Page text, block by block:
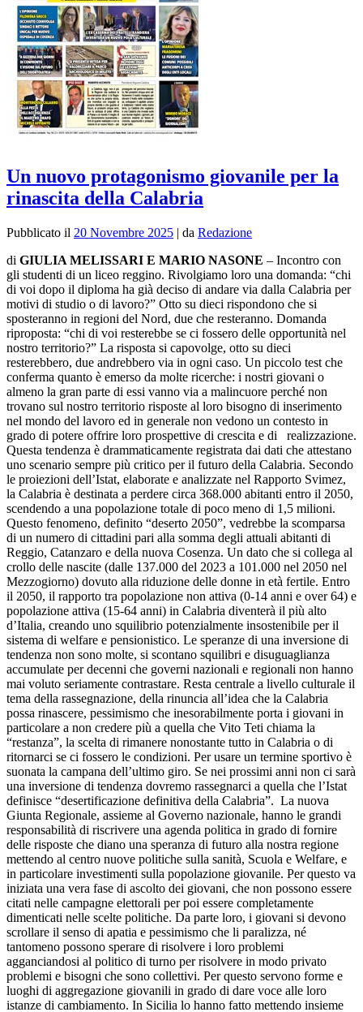
Un nuovo protagonismo giovanile per la
rinascita della Calabria
Pubblicato il 20 Novembre 2025 | da Redazione
di GIULIA MELISSARI E MARIO NASONE – Incontro con
gli studenti di un liceo reggino. Rivolgiamo loro una domanda: “chi
di voi dopo il diploma ha già deciso di andare via dalla Calabria per
motivi di studio o di lavoro?” Otto su dieci rispondono che si
sposteranno in regioni del Nord, due che resteranno. Domanda
riproposta: “chi di voi resterebbe se ci fossero delle opportunità nel
nostro territorio?” La risposta si capovolge, otto su dieci
resterebbero, due andrebbero via in ogni caso. Un piccolo test che
conferma quanto è emerso da molte ricerche: i nostri giovani o
almeno la gran parte di essi vanno via a malincuore perché non
trovano sul nostro territorio risposte al loro bisogno di inserimento
nel mondo del lavoro ed in generale non vedono un contesto in
grado di potere offrire loro prospettive di crescita e di realizzazione.
Questa tendenza è drammaticamente registrata dai dati che attestano
uno scenario sempre più critico per il futuro della Calabria. Secondo
le proiezioni dell’Istat, elaborate e analizzate nel Rapporto Svimez,
la Calabria è destinata a perdere circa 368.000 abitanti entro il 2050,
scendendo a una popolazione totale di poco meno di 1,5 milioni.
Questo fenomeno, definito “deserto 2050”, vedrebbe la scomparsa
di un numero di cittadini pari alla somma degli attuali abitanti di
Reggio, Catanzaro e della nuova Cosenza. Un dato che si collega al
crollo delle nascite (dalle 137.000 del 2023 a 101.000 nel 2050 nel
Mezzogiorno) dovuto alla riduzione delle donne in età fertile. Entro
il 2050, il rapporto tra popolazione non attiva (0-14 anni e over 64) e
popolazione attiva (15-64 anni) in Calabria diventerà il più alto
d’Italia, creando uno squilibrio potenzialmente insostenibile per il
sistema di welfare e pensionistico. Le speranze di una inversione di
tendenza non sono molte, si scontano squilibri e disuguaglianza
accumulate per decenni che governi nazionali e regionali non hanno
mai voluto seriamente contrastare. Resta centrale a livello culturale il
tema della rassegnazione, della rinuncia all’idea che la Calabria
possa rinascere, pessimismo che inesorabilmente porta i giovani in
particolare a non credere più a quella che Vito Teti chiama la
“restanza”, la scelta di rimanere nonostante tutto in Calabria o di
ritornarci se ci fossero le condizioni. Per usare un termine sportivo è
suonata la campana dell’ultimo giro. Se nei prossimi anni non ci sarà
una inversione di tendenza dovremo rassegnarci a quella che l’Istat
definisce “desertificazione definitiva della Calabria”. La nuova
Giunta Regionale, assieme al Governo nazionale, hanno le grandi
responsabilità di riscrivere una agenda politica in grado di fornire
delle risposte che diano una speranza di futuro alla nostra regione
mettendo al centro nuove politiche sulla sanità, Scuola e Welfare, e
in particolare investimenti sulla popolazione giovanile. Per questo va
iniziata una vera fase di ascolto dei giovani, che non possono essere
citati nelle campagne elettorali per poi essere completamente
dimenticati nelle scelte politiche. Da parte loro, i giovani si devono
scrollare il senso di apatia e pessimismo che li paralizza, né
tantomeno possono sperare di risolvere i loro problemi
agganciandosi al politico di turno per risolvere in modo privato
problemi e bisogni che sono collettivi. Per questo servono forme e
luoghi di aggregazione giovanili in grado di dare voce alle loro
istanze di cambiamento. In Sicilia lo hanno fatto mettendo insieme